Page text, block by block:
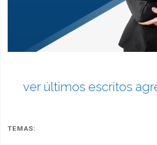
ver últimos escritos
TEMAS: